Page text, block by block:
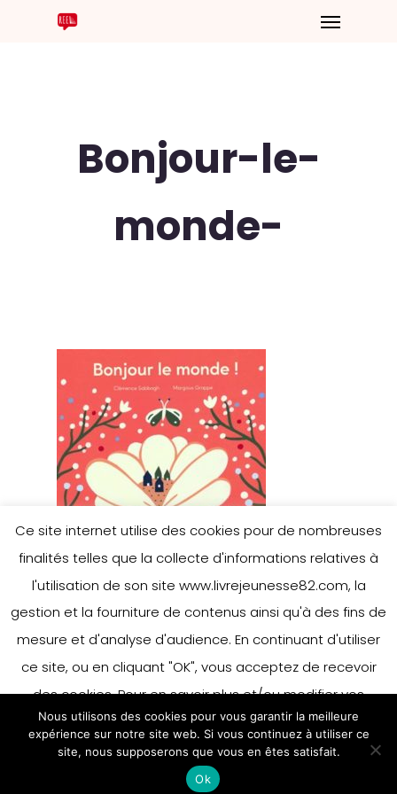
Bonjour-le-
monde-
Ce site internet utilise des cookies pour de nombreuses
finalités telles que la collecte d'informations relatives à
l'utilisation de son site www.livrejeunesse82.com, la
gestion et la fourniture de contenus ainsi qu'à des fins de
mesure et d'analyse d'audience. En continuant d'utiliser
ce site, ou en cliquant "OK", vous acceptez de recevoir
des cookies. Pour en savoir plus et/ou modifier vos
préférences en matière de cookies, merci de vous référer
à notre politique sur les cookies.
Accepter
En savoir plus
Nous utilisons des cookies pour vous garantir la meilleure
expérience sur notre site web. Si vous continuez à utiliser ce
site, nous supposerons que vous en êtes satisfait.
Ok